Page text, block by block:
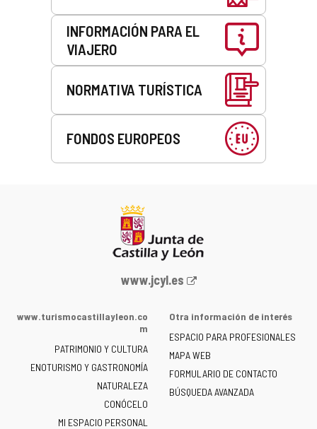
INFORMACIÓN PARA EL
VIAJERO
NORMATIVA TURÍSTICA
FONDOS EUROPEOS
Portal
la
de
Castilla
y
León
-
www.jcyl.es
www.turismocastillayleon.co
m
PATRIMONIO Y CULTURA
ENOTURISMO Y GASTRONOMÍA
NATURALEZA
CONÓCELO
MI ESPACIO PERSONAL
Otra información de interés
ESPACIO PARA PROFESIONALES
MAPA WEB
FORMULARIO DE CONTACTO
BÚSQUEDA AVANZADA